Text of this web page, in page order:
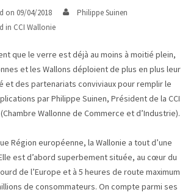
on 09/04/2018
Philippe Suinen
in CCI Wallonie
que le verre est déjà au moins à moitié plein,
et les Wallons déploient de plus en plus leur
et des partenariats conviviaux pour remplir le
par Philippe Suinen, Président de la CCI
Wallonne de Commerce et d’Industrie).
Région européenne, la Wallonie a tout d’une
est d’abord superbement située, au cœur du
de l’Europe et à 5 heures de route maximum
de consommateurs. On compte parmi ses